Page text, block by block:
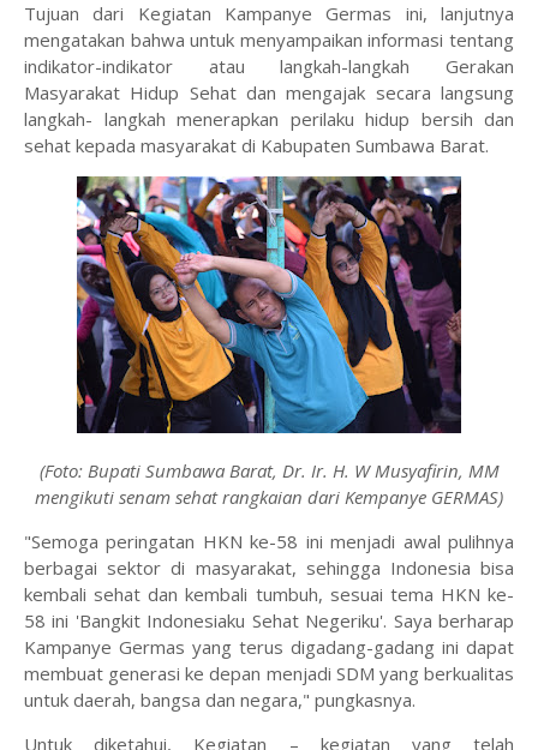
Tujuan dari Kegiatan Kampanye Germas ini, lanjutnya
mengatakan bahwa untuk menyampaikan informasi tentang
indikator-indikator atau langkah-langkah Gerakan
Masyarakat Hidup Sehat dan mengajak secara langsung
langkah- langkah menerapkan perilaku hidup bersih dan
sehat kepada masyarakat di Kabupaten Sumbawa Barat.
(Foto: Bupati Sumbawa Barat, Dr. Ir. H. W Musyafirin, MM
mengikuti senam sehat rangkaian dari Kempanye GERMAS)
"Semoga peringatan HKN ke-58 ini menjadi awal pulihnya
berbagai sektor di masyarakat, sehingga Indonesia bisa
kembali sehat dan kembali tumbuh, sesuai tema HKN ke-
58 ini 'Bangkit Indonesiaku Sehat Negeriku'. Saya berharap
Kampanye Germas yang terus digadang-gadang ini dapat
membuat generasi ke depan menjadi SDM yang berkualitas
untuk daerah, bangsa dan negara," pungkasnya.
Untuk diketahui, Kegiatan – kegiatan yang telah